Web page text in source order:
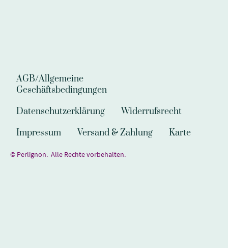
AGB/Allgemeine
Geschäftsbedingungen
Datenschutzerklärung
Widerrufsrecht
Impressum
Versand & Zahlung Karte
© Perlignon. Alle Rechte vorbehalten.